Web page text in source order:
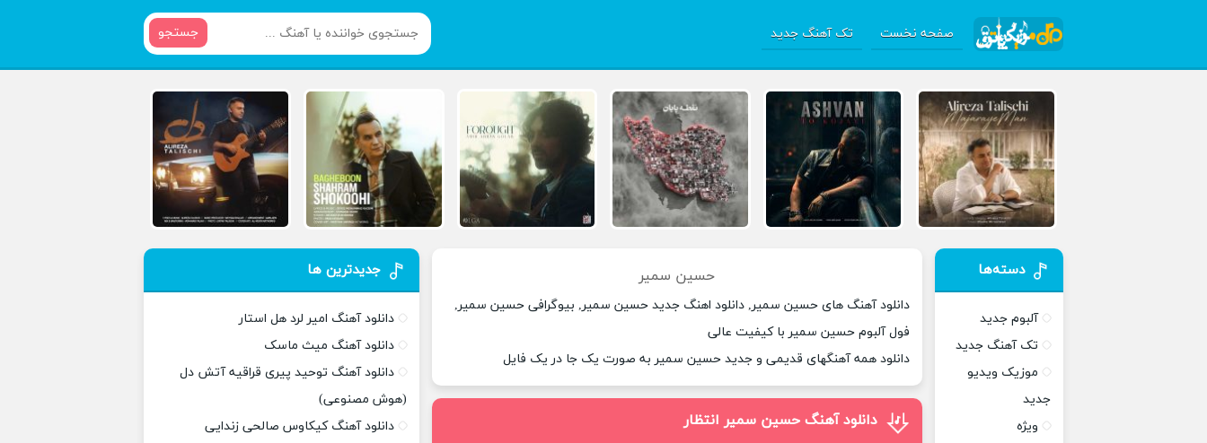
صفحه نخست تک آهنگ جدید جستجو
حسین سمیر
دانلود آهنگ های حسین سمیر, دانلود اهنگ جدید حسین سمیر, بیوگرافی حسین سمیر,
فول آلبوم حسین سمیر با کیفیت عالی
دانلود همه آهنگهای قدیمی و جدید حسین سمیر به صورت یک جا در یک فایل
دانلود آهنگ حسین سمیر انتظار
دسته‌ها
آلبوم جدید
تک آهنگ جدید
موزیک ویدیو
جدید
ویژه
جدیدترین ها
دانلود آهنگ امیر لرد هل استار
دانلود آهنگ میث ماسک
دانلود آهنگ توحید پیری قراقیه آتش دل
(هوش مصنوعی)
دانلود آهنگ کیکاوس صالحی زندایی